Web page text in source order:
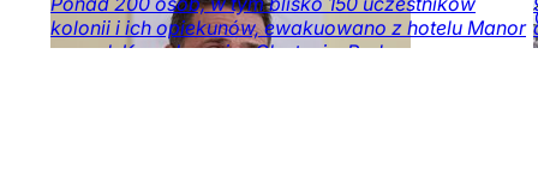
kolonii i ich opiekunów, ewakuowano z hotelu Manor
przy ul. Kanarkowej w Olsztynie. Podczas